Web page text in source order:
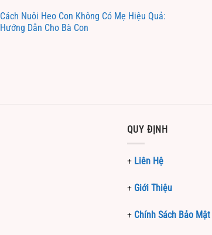
Cách Nuôi Heo Con Không Có Mẹ Hiệu Quả:
Hướng Dẫn Cho Bà Con
QUY ĐỊNH
+ Liên Hệ
+ Giới Thiệu
+ Chính Sách Bảo Mật